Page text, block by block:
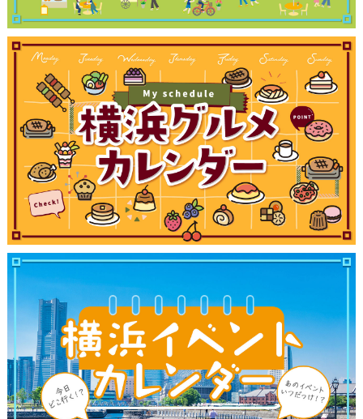
観光ガイド
ランキング
ブログ記事
サイトについて